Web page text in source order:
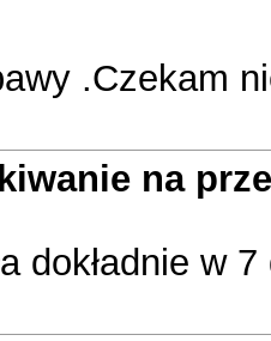
.Czekam
na
dokładnie w 7